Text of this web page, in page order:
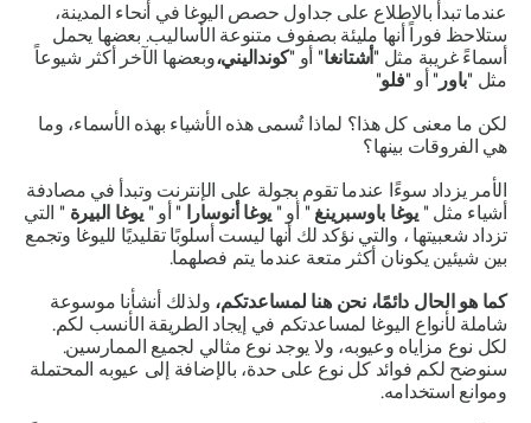
عندما تبدأ بالاطلاع على جداول حصص اليوغا في أنحاء المدينة،
ستلاحظ فوراً أنها مليئة بصفوف متنوعة الأساليب. بعضها يحمل
أسماءً غريبة مثل "أشتانغا" أو "كونداليني، وبعضها الآخر أكثر شيوعاً
مثل "باور" أو "فلو"
لكن ما معنى كل هذا؟ لماذا تُسمى هذه الأشياء بهذه الأسماء، وما
هي الفروقات بينها؟
الأمر يزداد سوءًا عندما تقوم بجولة على الإنترنت وتبدأ في مصادفة
أشياء مثل " يوغا باوسبرينغ" أو " يوغا أنوسارا" أو " يوغا البيرة" التي
تزداد شعبيتها ، والتي نؤكد لك أنها ليست أسلوبًا تقليديًا لليوغا وتجمع
بين شيئين يكونان أكثر متعة عندما يتم فصلهما.
كما هو الحال دائمًا، نحن هنا لمساعدتكم،ولذلك أنشأنا موسوعة
شاملة لأنواع اليوغا لمساعدتكم في إيجاد الطريقة الأنسب لكم.
لكل نوع مزاياه وعيوبه، ولا يوجد نوع مثالي لجميع الممارسين.
سنوضح لكم فوائد كل نوع على حدة، بالإضافة إلى عيوبه المحتملة
وموانع استخدامه.